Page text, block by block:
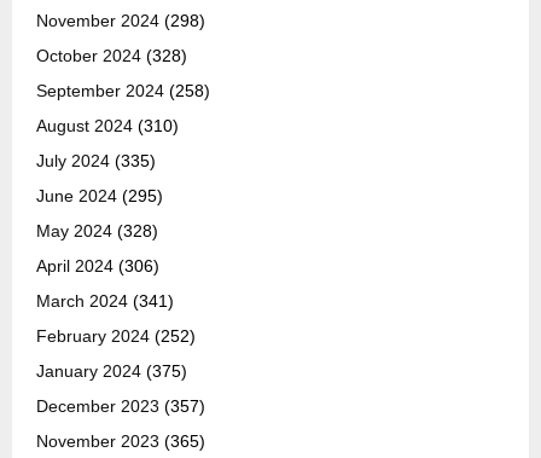
November 2024 (298)
October 2024 (328)
September 2024 (258)
August 2024 (310)
July 2024 (335)
June 2024 (295)
May 2024 (328)
April 2024 (306)
March 2024 (341)
February 2024 (252)
January 2024 (375)
December 2023 (357)
November 2023 (365)